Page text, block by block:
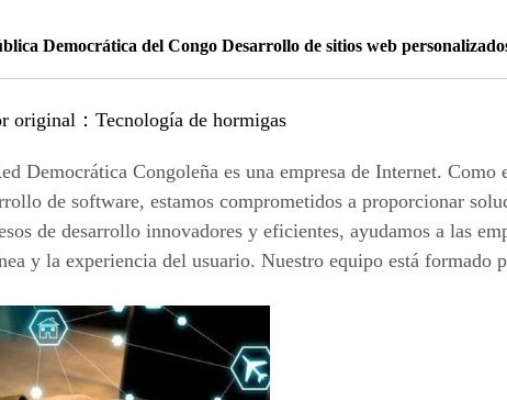
Democrática del Congo Desarrollo de sitios web
original：Tecnología de hormigas
Democrática Congoleña es una empresa de Internet.
de software, estamos comprometidos a proporcionar
de desarrollo innovadores y eficientes, ayudamos a las
y la experiencia del usuario. Nuestro equipo está formado